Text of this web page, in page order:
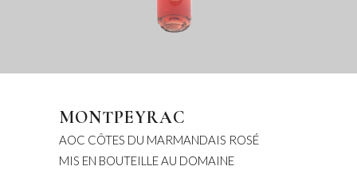
MONTPEYRAC
AOC CÔTES DU MARMANDAIS ROSÉ
MIS EN BOUTEILLE AU DOMAINE